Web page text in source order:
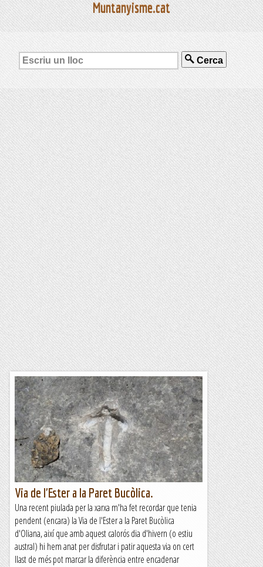
Muntanyisme.cat
Cerca
Via de l'Ester a la Paret Bucòlica.
Una recent piulada per la xarxa m'ha fet recordar que tenia
pendent (encara) la Via de l'Ester a la Paret Bucòlica
d'Oliana, així que amb aquest calorós dia d'hivern (o estiu
austral) hi hem anat per disfrutar i patir aquesta via on cert
llast de més pot marcar la diferència entre encadenar